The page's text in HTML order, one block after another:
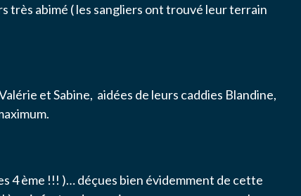
très abimé ( les sangliers ont trouvé leur terrain
et Sabine, aidées de leurs caddies Blandine,
4 ème !!! )… déçues bien évidemment de cette